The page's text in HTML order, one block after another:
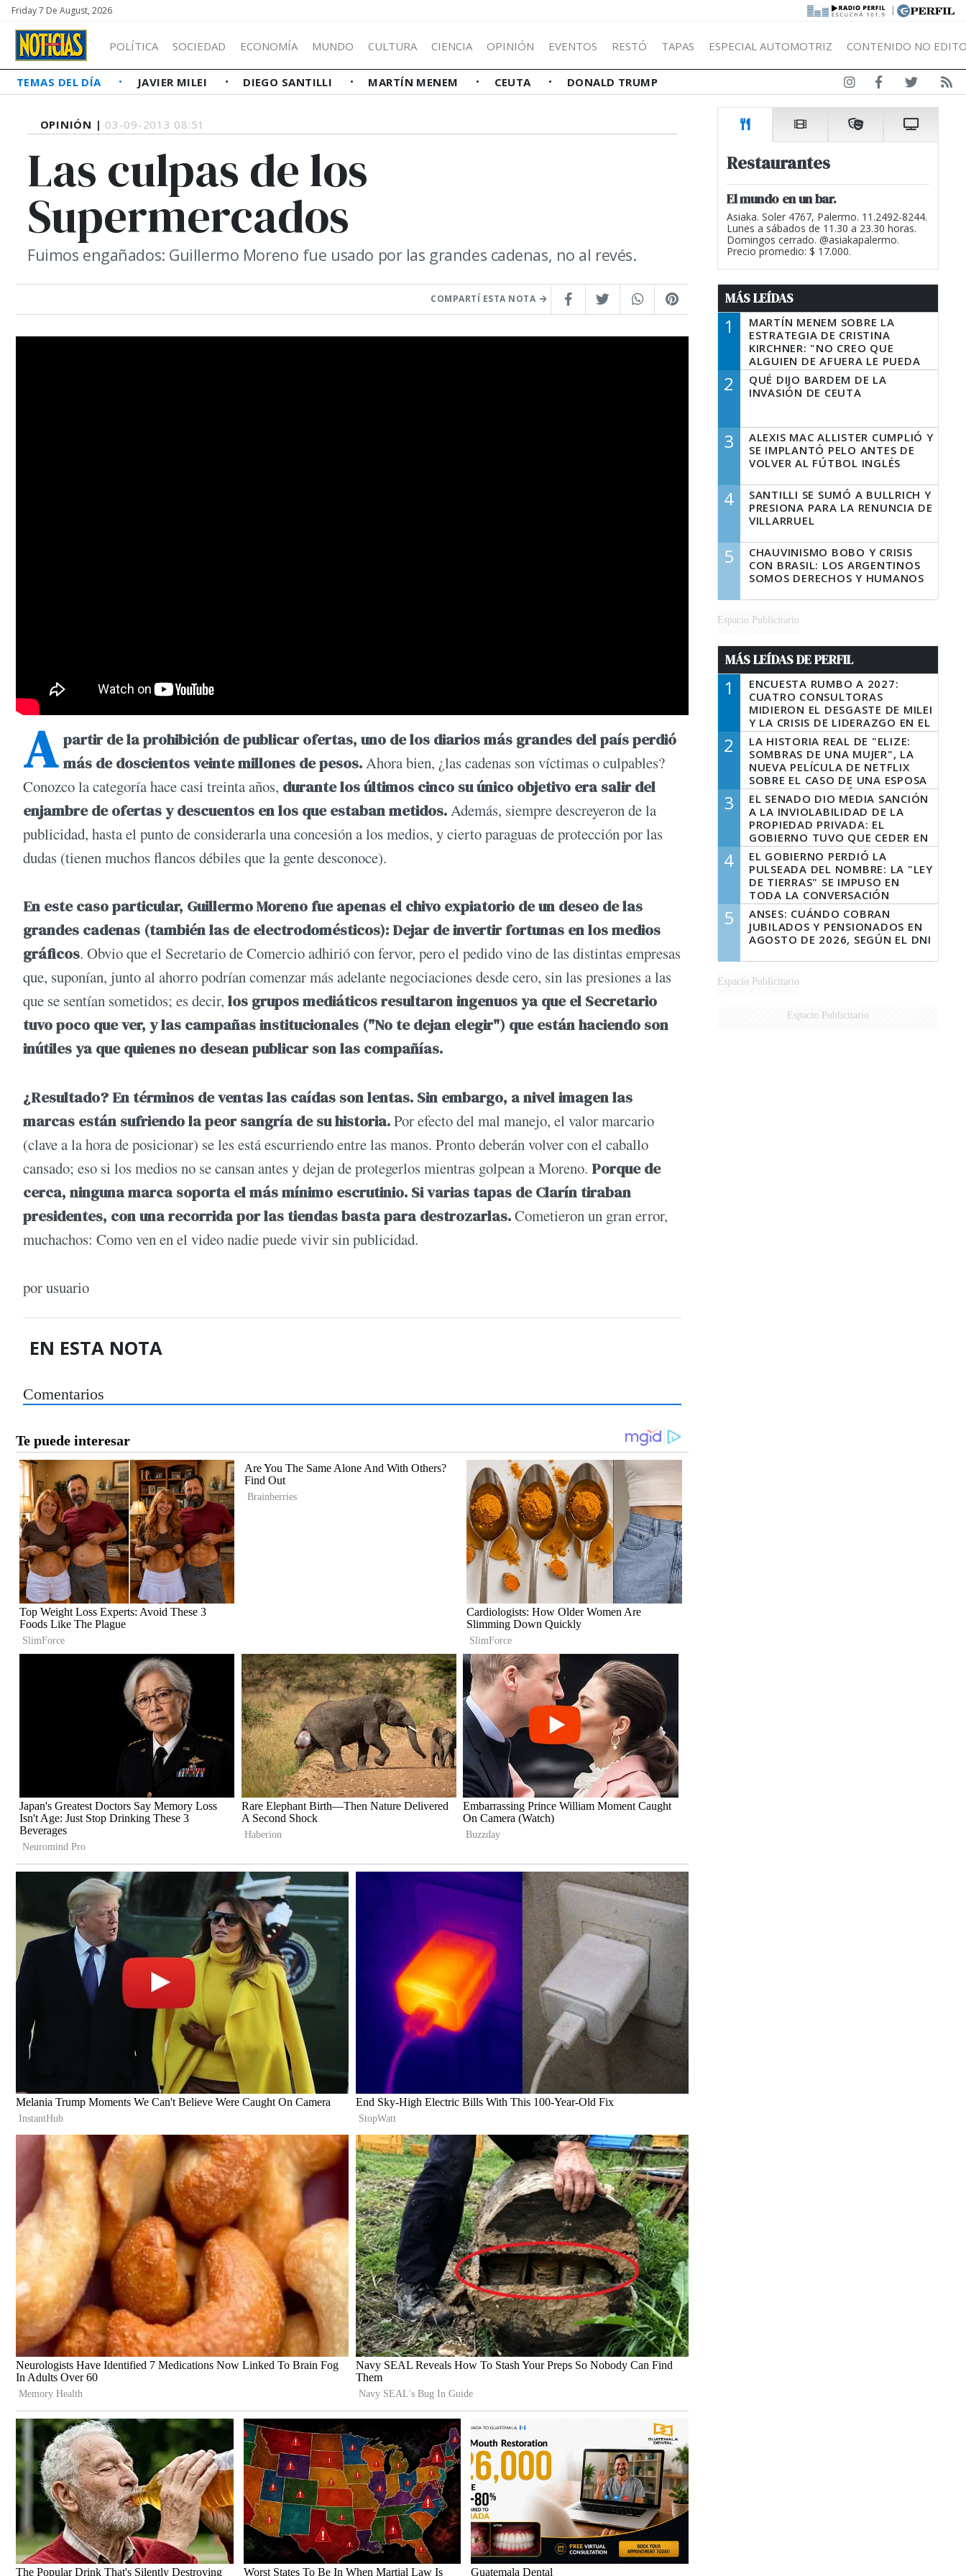
Friday 7 De August, 2026 |
POLÍTICA SOCIEDAD ECONOMÍA MUNDO CULTURA CIENCIA OPINIÓN EVENTOS RESTÓ TAPAS ESPECIAL AUTOMOTRIZ CONTENIDO NO
TEMAS DEL DÍA JAVIER MILEI DIEGO SANTILLI MARTÍN MENEM CEUTA DONALD TRUMP
OPINIÓN | 03-09-2013 08:51
Las culpas de los
Supermercados
Fuimos engañados: Guillermo Moreno fue usado por las grandes cadenas, no al revés.
COMPARTÍ ESTA NOTA
A partir de la prohibición de publicar ofertas, uno de los diarios más grandes del país perdió
más de doscientos veinte millones de pesos.Ahora bien, ¿las cadenas son víctimas o culpables?
Conozco la categoría hace casi treinta años, durante los últimos cinco su único objetivo era salir del
enjambre de ofertas y descuentos en los que estaban metidos.Además, siempre descreyeron de la
publicidad, hasta el punto de considerarla una concesión a los medios, y cierto paraguas de protección por las
dudas (tienen muchos flancos débiles que la gente desconoce).
En este caso particular, Guillermo Moreno fue apenas el chivo expiatorio de un deseo de las
grandes cadenas (también las de electrodomésticos): Dejar de invertir fortunas en los medios
gráficos. Obvio que el Secretario de Comercio adhirió con fervor, pero el pedido vino de las distintas empresas
que, suponían, junto al ahorro podrían comenzar más adelante negociaciones desde cero, sin las presiones a las
que se sentían sometidos; es decir, los grupos mediáticos resultaron ingenuos ya que el Secretario
tuvo poco que ver, y las campañas institucionales ("No te dejan elegir") que están haciendo son
inútiles ya que quienes no desean publicar son las compañías.
¿Resultado? En términos de ventas las caídas son lentas. Sin embargo, a nivel imagen las
marcas están sufriendo la peor sangría de su historia.Por efecto del mal manejo, el valor marcario
(clave a la hora de posicionar) se les está escurriendo entre las manos. Pronto deberán volver con el caballo
cansado; eso si los medios no se cansan antes y dejan de protegerlos mientras golpean a Moreno. Porque de
cerca, ninguna marca soporta el más mínimo escrutinio. Si varias tapas de Clarín tiraban
presidentes, con una recorrida por las tiendas basta para destrozarlas.Cometieron un gran error,
muchachos: Como ven en el video nadie puede vivir sin publicidad.
por usuario
EN ESTA NOTA
Comentarios
Restaurantes
El mundo en un bar.
Asiaka. Soler 4767, Palermo. 11.2492-8244.
Lunes a sábados de 11.30 a 23.30 horas.
Domingos cerrado. @asiakapalermo.
Precio promedio: $ 17.000.
MÁS LEÍDAS
1
MARTÍN MENEM SOBRE LA
ESTRATEGIA DE CRISTINA
KIRCHNER: "NO CREO QUE
ALGUIEN DE AFUERA LE PUEDA
DECIR A LA JUSTICIA LO QUE
TIENE QUE HACER"
2
QUÉ DIJO BARDEM DE LA
INVASIÓN DE CEUTA
3
ALEXIS MAC ALLISTER CUMPLIÓ Y
SE IMPLANTÓ PELO ANTES DE
VOLVER AL FÚTBOL INGLÉS
4
SANTILLI SE SUMÓ A BULLRICH Y
PRESIONA PARA LA RENUNCIA DE
VILLARRUEL
5
CHAUVINISMO BOBO Y CRISIS
CON BRASIL: LOS ARGENTINOS
SOMOS DERECHOS Y HUMANOS
Espacio Publicitario
MÁS LEÍDAS DE PERFIL
1
ENCUESTA RUMBO A 2027:
CUATRO CONSULTORAS
MIDIERON EL DESGASTE DE MILEI
Y LA CRISIS DE LIDERAZGO EN EL
PERONISMO
2
LA HISTORIA REAL DE "ELIZE:
SOMBRAS DE UNA MUJER", LA
NUEVA PELÍCULA DE NETFLIX
SOBRE EL CASO DE UNA ESPOSA
QUE DESCUARTIZÓ A SU
MARIDO
3
EL SENADO DIO MEDIA SANCIÓN
A LA INVIOLABILIDAD DE LA
PROPIEDAD PRIVADA: EL
GOBIERNO TUVO QUE CEDER EN
LA LEY DEL MANEJO DEL FUEGO
4
EL GOBIERNO PERDIÓ LA
PULSEADA DEL NOMBRE: LA "LEY
DE TIERRAS" SE IMPUSO EN
TODA LA CONVERSACIÓN
DIGITAL
5
ANSES: CUÁNDO COBRAN
JUBILADOS Y PENSIONADOS EN
AGOSTO DE 2026, SEGÚN EL DNI
Espacio Publicitario
Espacio Publicitario